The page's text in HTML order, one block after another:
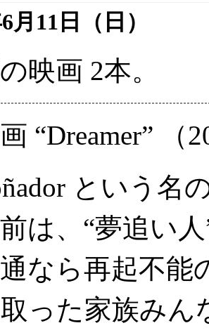
月11日（日）
映画 2本。
“Dreamer” （
という名
は、“夢追い
なら再起不能
った家族み